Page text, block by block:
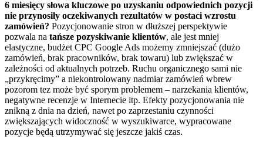
6 miesięcy słowa kluczowe po uzyskaniu odpowiednich pozycji
nie przynosiły oczekiwanych rezultatów w postaci wzrostu
zamówień? Pozycjonowanie stron w dłuższej perspektywie
pozwala na tańsze pozyskiwanie klientów, ale jest mniej
elastyczne, budżet CPC Google Ads możemy zmniejszać (dużo
zamówień, brak pracowników, brak towaru) lub zwiększać w
zależności od aktualnych potrzeb. Ruchu organicznego sami nie
„przykręcimy” a niekontrolowany nadmiar zamówień wbrew
pozorom tez może być sporym problemem – narzekania klientów,
negatywne recenzje w Internecie itp. Efekty pozycjonowania nie
znikną z dnia na dzień, nawet po zaprzestaniu czynności
zwiększających widoczność w wyszukiwarce, wypracowane
pozycje będą utrzymywać się jeszcze jakiś czas.